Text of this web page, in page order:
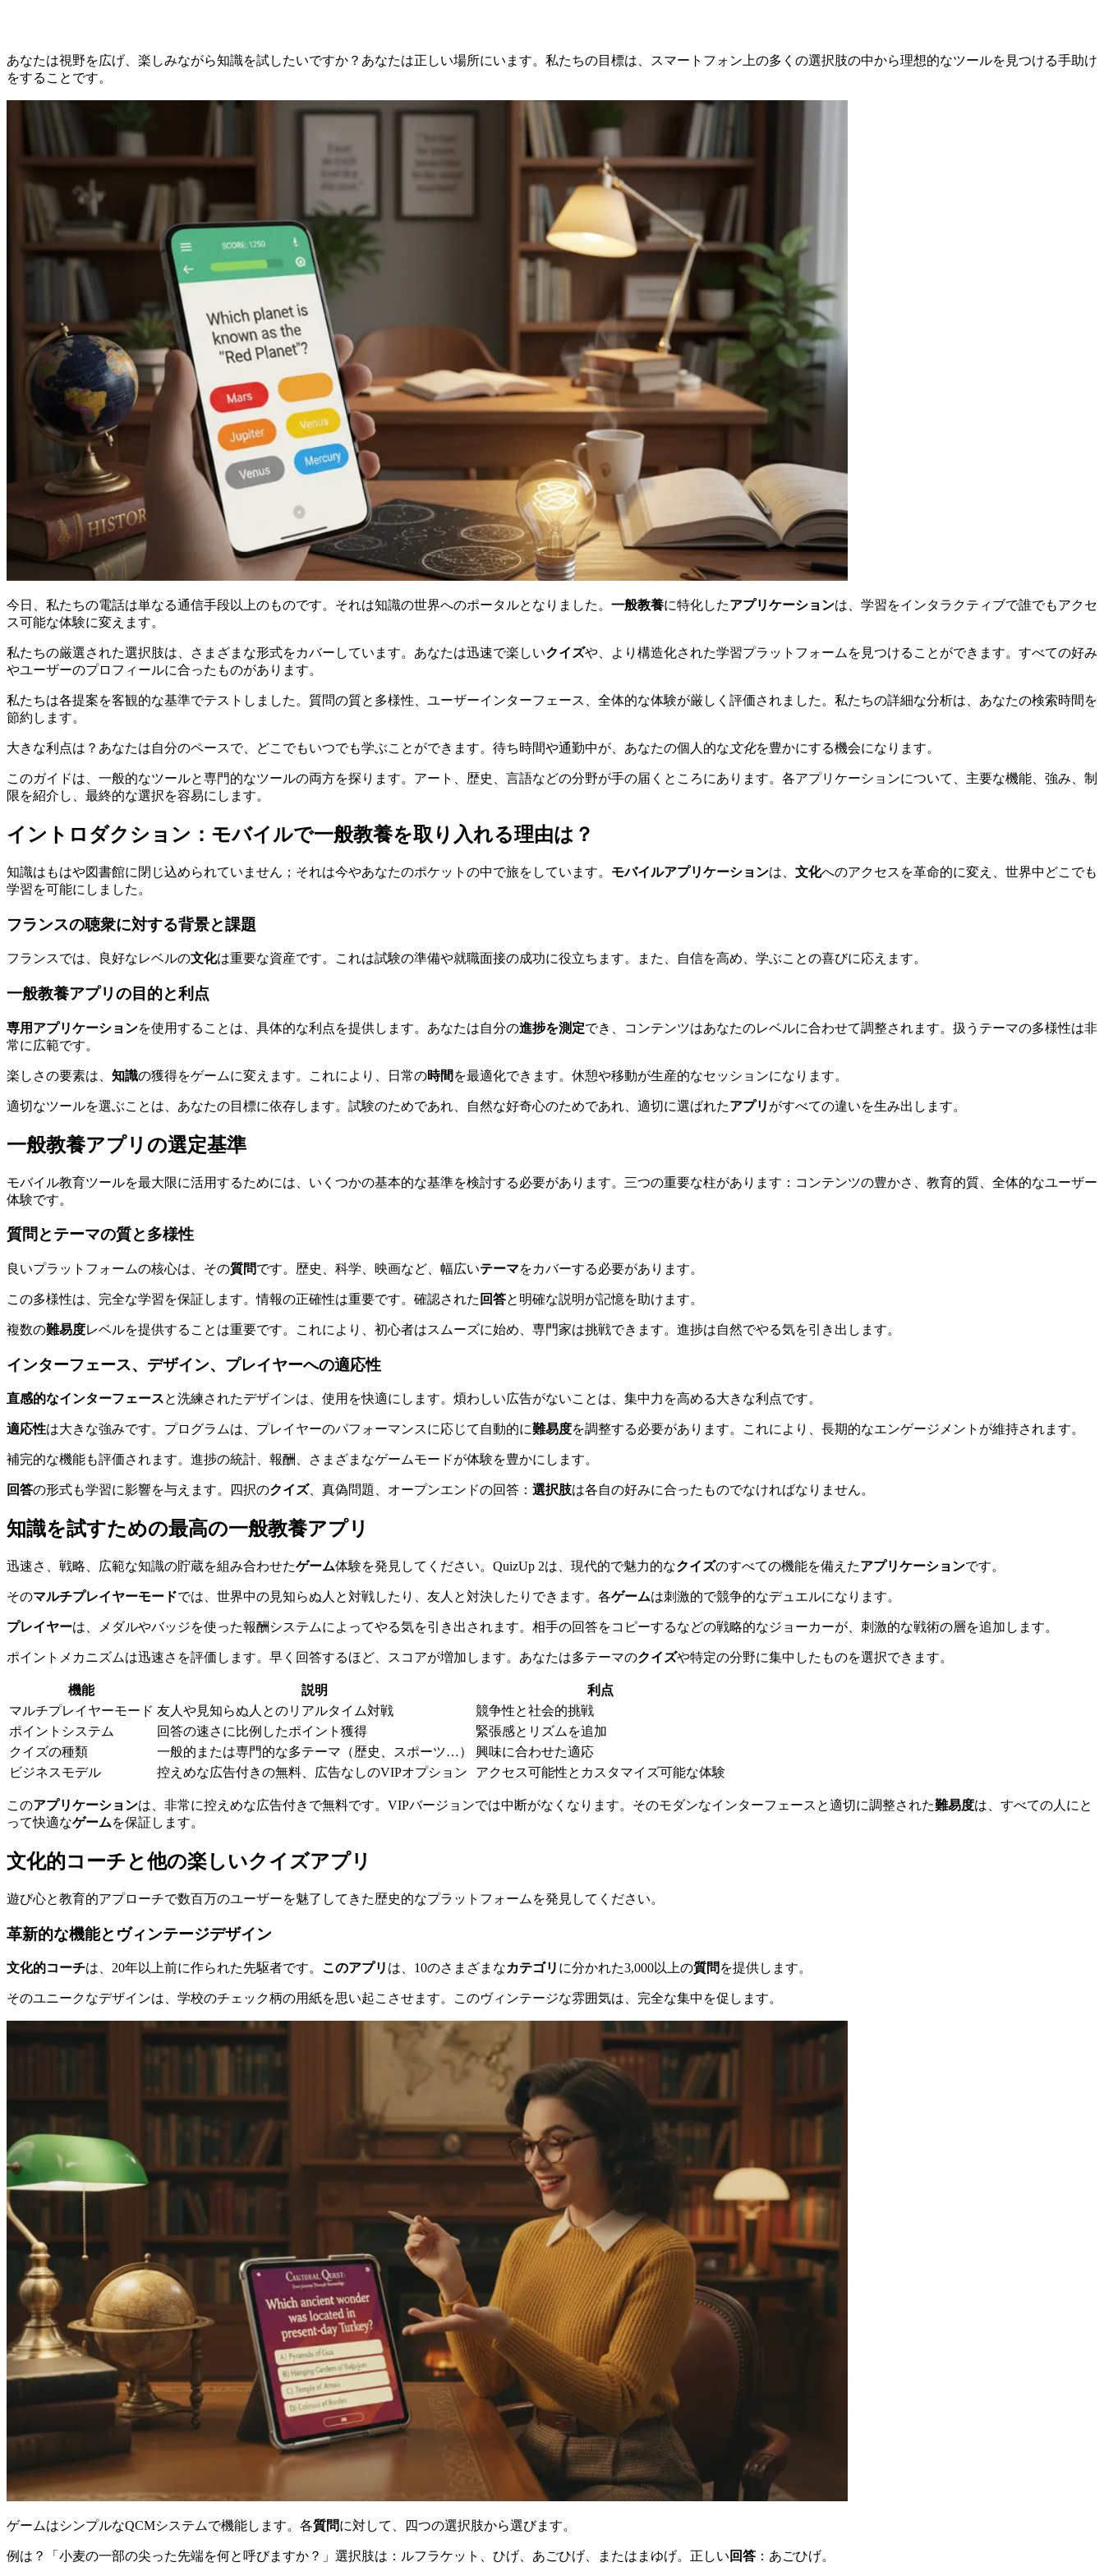
あなたは視野を広げ、楽しみながら知識を試したいですか？あなたは正しい場所にいます。私たちの目標は、スマートフォン上の多くの選択肢の中から理想的なツールを見つける手助け
をすることです。
今日、私たちの電話は単なる通信手段以上のものです。それは知識の世界へのポータルとなりました。 一般教養に特化したアプリケーションは、学習をインタラクティブで誰でもアクセ
ス可能な体験に変えます。
私たちの厳選された選択肢は、さまざまな形式をカバーしています。あなたは迅速で楽しいクイズや、より構造化された学習プラットフォームを見つけることができます。すべての好み
やユーザーのプロフィールに合ったものがあります。
私たちは各提案を客観的な基準でテストしました。質問の質と多様性、ユーザーインターフェース、全体的な体験が厳しく評価されました。私たちの詳細な分析は、あなたの検索時間を
節約します。
大きな利点は？あなたは自分のペースで、どこでもいつでも学ぶことができます。待ち時間や通勤中が、あなたの個人的な文化を豊かにする機会になります。
このガイドは、一般的なツールと専門的なツールの両方を探ります。アート、歴史、言語などの分野が手の届くところにあります。各アプリケーションについて、主要な機能、強み、制
限を紹介し、最終的な選択を容易にします。
イントロダクション：モバイルで一般教養を取り入れる理由は？
知識はもはや図書館に閉じ込められていません；それは今やあなたのポケットの中で旅をしています。 モバイルアプリケーションは、 文化へのアクセスを革命的に変え、世界中どこでも
学習を可能にしました。
フランスの聴衆に対する背景と課題
フランスでは、良好なレベルの文化は重要な資産です。これは試験の準備や就職面接の成功に役立ちます。また、自信を高め、学ぶことの喜びに応えます。
一般教養アプリの目的と利点
専用アプリケーションを使用することは、具体的な利点を提供します。あなたは自分の進捗を測定でき、コンテンツはあなたのレベルに合わせて調整されます。扱うテーマの多様性は非
常に広範です。
楽しさの要素は、 知識の獲得をゲームに変えます。これにより、日常の時間 を最適化できます。休憩や移動が生産的なセッションになります。
適切なツールを選ぶことは、あなたの目標に依存します。試験のためであれ、自然な好奇心のためであれ、適切に選ばれたアプリ がすべての違いを生み出します。
一般教養アプリの選定基準
モバイル教育ツールを最大限に活用するためには、いくつかの基本的な基準を検討する必要があります。三つの重要な柱があります：コンテンツの豊かさ、教育的質、全体的なユーザー
体験です。
質問とテーマの質と多様性
良いプラットフォームの核心は、その質問です。歴史、科学、映画など、幅広いテーマをカバーする必要があります。
この多様性は、完全な学習を保証します。情報の正確性は重要です。確認された 回答と明確な説明が記憶を助けます。
複数の難易度レベルを提供することは重要です。これにより、初心者はスムーズに始め、専門家は挑戦できます。進捗は自然でやる気を引き出します。
インターフェース、デザイン、プレイヤーへの適応性
直感的なインターフェースと洗練されたデザインは、使用を快適にします。煩わしい広告がないことは、集中力を高める大きな利点です。
適応性は大きな強みです。プログラムは、プレイヤーのパフォーマンスに応じて自動的に難易度を調整する必要があります。これにより、長期的なエンゲージメントが維持されます。
補完的な機能も評価されます。進捗の統計、報酬、さまざまなゲームモードが体験を豊かにします。
回答の形式も学習に影響を与えます。四択のクイズ、真偽問題、オープンエンドの回答： 選択肢は各自の好みに合ったものでなければなりません。
知識を試すための最高の一般教養アプリ
迅速さ、戦略、広範な知識の貯蔵を組み合わせたゲーム体験を発見してください。QuizUp 2は、現代的で魅力的なクイズのすべての機能を備えたアプリケーションです。
そのマルチプレイヤーモードでは、世界中の見知らぬ人と対戦したり、友人と対決したりできます。各ゲームは刺激的で競争的なデュエルになります。
プレイヤーは、メダルやバッジを使った報酬システムによってやる気を引き出されます。相手の回答をコピーするなどの戦略的なジョーカーが、刺激的な戦術の層を追加します。
ポイントメカニズムは迅速さを評価します。早く回答するほど、スコアが増加します。あなたは多テーマのクイズや特定の分野に集中したものを選択できます。
機能 説明
利点
マルチプレイヤーモード 友人や見知らぬ人とのリアルタイム対戦
競争性と社会的挑戦
ポイントシステム
回答の速さに比例したポイント獲得
緊張感とリズムを追加
クイズの種類
一般的または専門的な多テーマ（歴史、スポーツ…）
興味に合わせた適応
ビジネスモデル
控えめな広告付きの無料、広告なしのVIPオプション アクセス可能性とカスタマイズ可能な体験
このアプリケーションは、非常に控えめな広告付きで無料です。VIPバージョンでは中断がなくなります。そのモダンなインターフェースと適切に調整された難易度は、すべての人にと
って快適なゲームを保証します。
文化的コーチと他の楽しいクイズアプリ
遊び心と教育的アプローチで数百万のユーザーを魅了してきた歴史的なプラットフォームを発見してください。
革新的な機能とヴィンテージデザイン
文化的コーチは、20年以上前に作られた先駆者です。 このアプリ は、10のさまざまなカテゴリ に分かれた3,000以上の質問 を提供します。
そのユニークなデザインは、学校のチェック柄の用紙を思い起こさせます。このヴィンテージな雰囲気は、完全な集中を促します。
ゲームはシンプルなQCMシステムで機能します。各質問に対して、四つの選択肢から選びます。
例は？「小麦の一部の尖った先端を何と呼びますか？」選択肢は：ルフラケット、ひげ、あごひげ、またはまゆげ。正しい 回答 ：あごひげ。